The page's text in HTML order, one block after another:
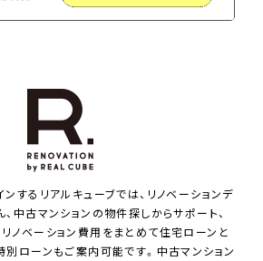
するリアルキューブでは、リノベーションデ
中古マンションの物件探しからサポート、
ノベーション費用をまとめて住宅ローンと
別ローンもご案内可能です。中古マンション